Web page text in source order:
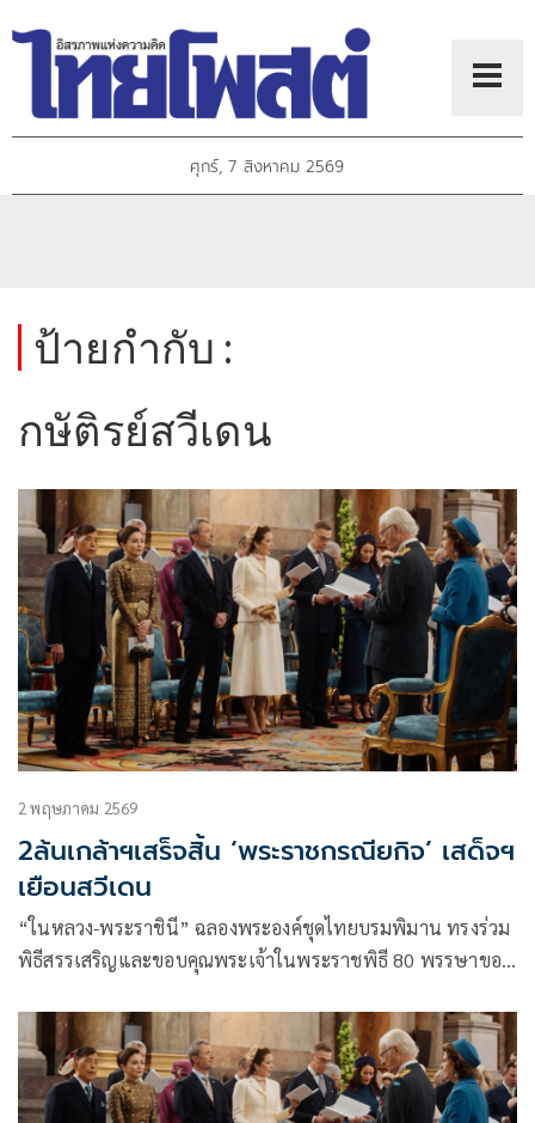
ศุกร์, 7 สิงหาคม 2569
ป้ายกำกับ :
กษัติรย์สวีเดน
2 พฤษภาคม 2569
2ล้นเกล้าฯเสร็จสิ้น ‘พระราชกรณียกิจ’ เสด็จฯ
เยือนสวีเดน
“ในหลวง-พระราชินี” ฉลองพระองค์ชุดไทยบรมพิมาน ทรงร่วม
พิธีสรรเสริญและขอบคุณพระเจ้าในพระราชพิธี 80 พรรษาของ